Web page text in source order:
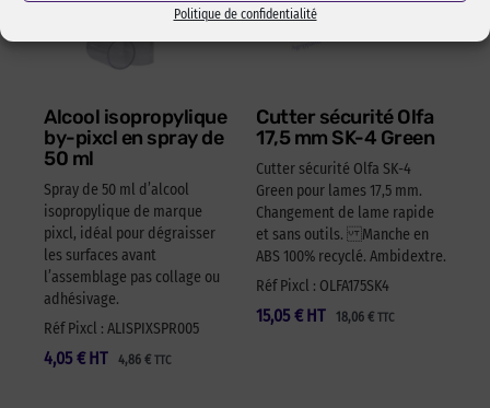
Politique de confidentialité
Alcool isopropylique
by-pixcl en spray de
50 ml
Spray de 50 ml d’alcool
isopropylique de marque
pixcl, idéal pour dégraisser
les surfaces avant
l’assemblage pas collage ou
adhésivage.
Réf Pixcl : ALISPIXSPR005
4,05 € 4,86 € TTC
HT
Cutter sécurité Olfa
17,5 mm SK-4 Green
Cutter sécurité Olfa SK-4
Green pour lames 17,5 mm.
Changement de lame rapide
et sans outils. Manche en
ABS 100% recyclé. Ambidextre.
Réf Pixcl : OLFA175SK4
15,05 € 18,06 € TTC
HT